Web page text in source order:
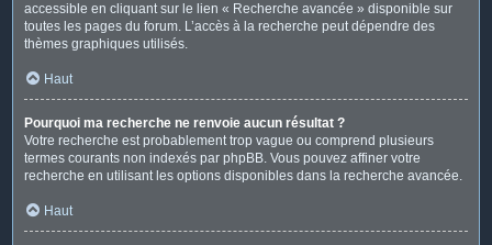
accessible en cliquant sur le lien « Recherche avancée » disponible sur
toutes les pages du forum. L’accès à la recherche peut dépendre des
thèmes graphiques utilisés.
Haut
Pourquoi ma recherche ne renvoie aucun résultat ?
Votre recherche est probablement trop vague ou comprend plusieurs
termes courants non indexés par phpBB. Vous pouvez affiner votre
recherche en utilisant les options disponibles dans la recherche avancée.
Haut